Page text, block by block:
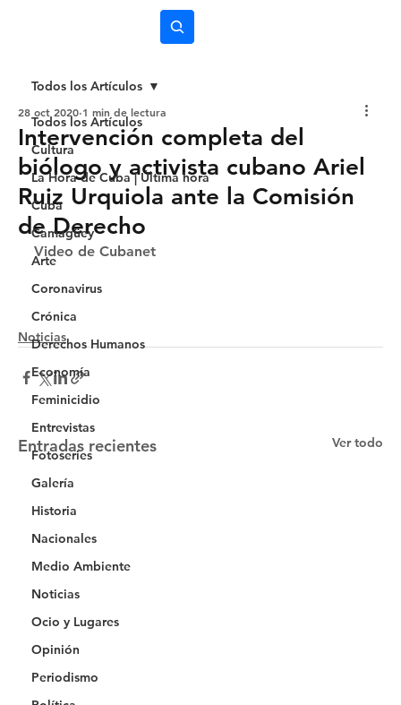
Todos los Artículos
Cultura
La Hora de Cuba | Última hora
Cuba
Camagüey
Arte
Coronavirus
Crónica
Derechos Humanos
Economía
Feminicidio
Entrevistas
Fotoseries
Galería
Historia
Nacionales
Medio Ambiente
Noticias
Ocio y Lugares
Opinión
Periodismo
Todos los Artículos
Intervención completa del
biólogo y activista cubano Ariel
Ruiz Urquiola ante la Comisión
de Derecho
28 oct 2020 1 min de lectura
Video de Cubanet
Noticias
Entradas recientes Ver todo